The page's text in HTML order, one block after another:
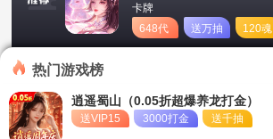
单日大额福利
转游活动
冠名活动
卡牌
648代
币
送万抽
120魂
币
热门游戏榜
逍遥蜀山（0.05折超爆养龙打金）
送VIP15 3000打金 送千抽